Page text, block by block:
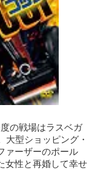
の戦場はラスベガ
大型ショッピング・
ァーザーのポール
女性と再婚して幸せ